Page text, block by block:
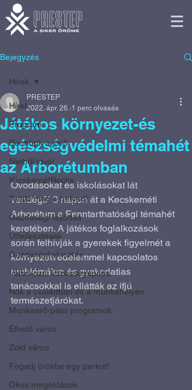
Bejegyzés
Hírek
Program
Bennünk a jövő
5letből jövő!
KecskemétRocks
Találd meg a helyed!
Gazdasági fejlődés
Útfejlesztések
Gazdaságfejlesztés
Vállalkozói közösségépítés
Nők a családban és a munkahelyen
Munkaerő-piaci programok
Élhető város
Zöld város
Fogadj örökbe egy parkot!
Okos megoldások
Hírek
Játékos környezet-és
egészségvédelmi témahét
az Arborétumban
PRESTEP
2022. ápr. 26. 1 perc olvasás
Óvodásokat és iskolásokat lát
vendégül 3 napon át a Kecskeméti
Arborétum a Fenntarthatósági témahét
keretében. A játékos foglalkozások
során felhívják a gyerekek figyelmét a
környezetvédelemmel kapcsolatos
problémákra és gyakorlatias
tanácsokkal is ellátták az ifjú
természetjárókat.